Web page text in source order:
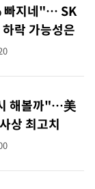
빠지네"… SK
락 가능성은
해볼까"…美
상 최고치